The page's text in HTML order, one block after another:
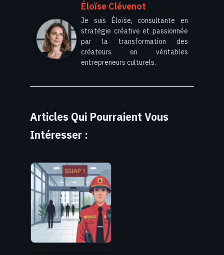
Éloïse Clévenot
Je suis Éloïse, consultante en
stratégie créative et passionnée
par la transformation des
créateurs en véritables
entrepreneurs culturels.
Articles Qui Pourraient Vous
Intéresser :